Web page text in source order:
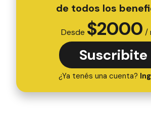
de todos los
Desde $2000 /
Suscribite
¿Ya tenés una cuenta?